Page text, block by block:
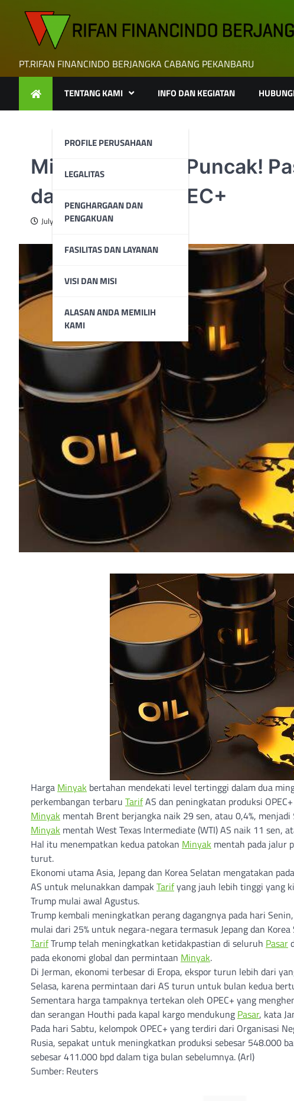
PT.RIFAN FINANCINDO BERJANGKA CABANG PEKANBARU
TENTANG KAMI
PROFILE PERUSAHAAN
LEGALITAS
PENGHARGAAN DAN
PENGAKUAN
FASILITAS DAN LAYANAN
VISI DAN MISI
ALASAN ANDA MEMILIH
KAMI
INFO DAN KEGIATAN
Minyak Stabil di Puncak!
dan Langkah OPEC+
July 8, 2025
Harga Minyak bertahan mendekati level tertinggi dalam dua
perkembangan terbaru TarifAS dan peningkatan produksi
Minyak mentah Brent berjangka naik 29 sen, atau 0,4%,
Minyak mentah West Texas Intermediate (WTI) AS naik 11 sen,
Hal itu menempatkan kedua patokan Minyak mentah pada jalur
turut.
Ekonomi utama Asia, Jepang dan Korea Selatan mengatakan
AS untuk melunakkan dampak Tarifyang jauh lebih tinggi yang
Trump mulai awal Agustus.
Trump kembali meningkatkan perang dagangnya pada hari
mulai dari 25% untuk negara-negara termasuk Jepang dan
TarifTrump telah meningkatkan ketidakpastian di seluruh Pasar
pada ekonomi global dan permintaan Minyak.
Di Jerman, ekonomi terbesar di Eropa, ekspor turun lebih dari
Selasa, karena permintaan dari AS turun untuk bulan kedua
Sementara harga tampaknya tertekan oleh OPEC+ yang
dan serangan Houthi pada kapal kargo mendukung Pasar, kata
Pada hari Sabtu, kelompok OPEC+ yang terdiri dari Organisasi
Rusia, sepakat untuk meningkatkan produksi sebesar 548.000
sebesar 411.000 bpd dalam tiga bulan sebelumnya. (Arl)
Sumber: Reuters